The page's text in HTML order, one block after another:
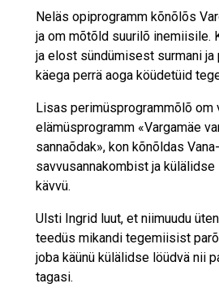
Neläs opiprogramm kõnõlõs
ja om mõtõld suurilõ inemiisile.
ja elost sündümisest surmani ja
käega perrä aoga köüdetüid
Lisas perimüsprogrammõlõ om
elämüsprogramm «Vargamäe
sannaõdak», kon kõnõldas
savvusannakombist ja külälidse
kävvü.
Ulsti Ingrid luut, et niimuudu
teedüs mikandi tegemiisist
joba käünü külälidse löüdvä nii
tagasi.